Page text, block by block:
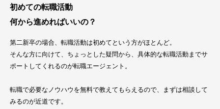
初めての転職活動
何から進めればいいの？
第二新卒の場合、転職活動は初めてという方がほとんど。
そんな方に向けて、ちょっとした疑問から、具体的な転職活動までサ
ポートしてくれるのが転職エージェント。
転職で必要なノウハウを無料で教えてもらえるので、まずは相談して
みるのが近道です。